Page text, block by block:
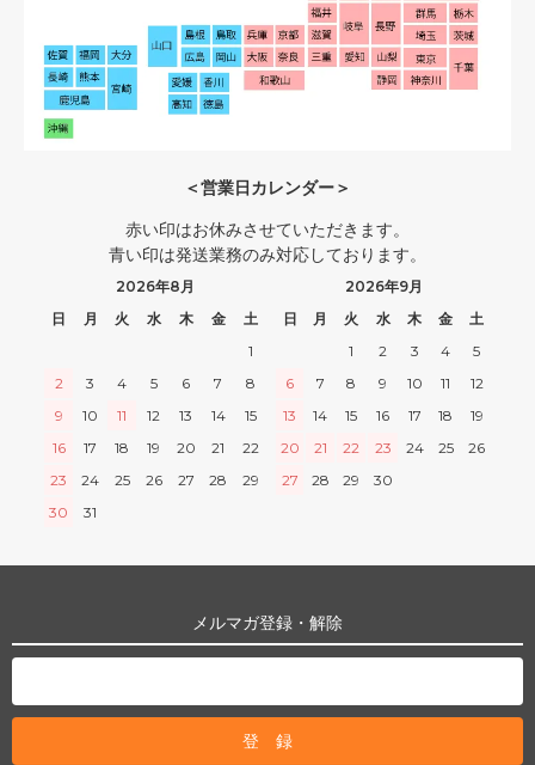
＜営業日カレンダー＞
赤い印はお休みさせていただきます。
青い印は発送業務のみ対応しております。
2026年8月
日
月 火 水 木 金
土
1
2
3 4 5 6 7
8
9
10 11 12 13 14
15
16
17 18 19 20 21
22
23
24 25 26 27 28
29
30
31
2026年9月
日
月 火 水 木 金
土
1
2 3 4
5
6
7 8 9 10 11
12
13
14 15 16 17 18
19
20
21 22 23 24 25
26
27
28 29 30
メルマガ登録・解除